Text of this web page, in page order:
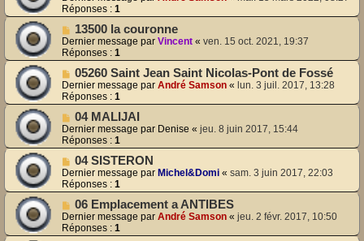
Réponses : 1
13500 la couronne
Dernier message par Vincent « ven. 15 oct. 2021, 19:37
Réponses : 1
05260 Saint Jean Saint Nicolas-Pont de Fossé
Dernier message par André Samson « lun. 3 juil. 2017, 13:28
Réponses : 1
04 MALIJAI
Dernier message par Denise « jeu. 8 juin 2017, 15:44
Réponses : 1
04 SISTERON
Dernier message par Michel&Domi « sam. 3 juin 2017, 22:03
Réponses : 1
06 Emplacement a ANTIBES
Dernier message par André Samson « jeu. 2 févr. 2017, 10:50
Réponses : 1